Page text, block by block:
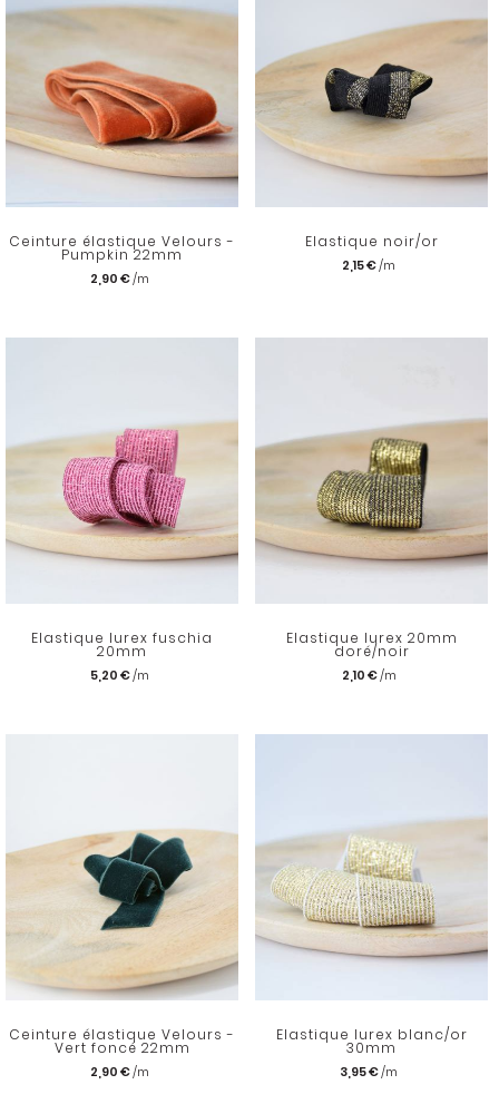
Ceinture élastique Velours -
Pumpkin 22mm
2,90 €
Elastique noir/or
2,15 €
Elastique lurex fuschia
20mm
5,20 €
Elastique lurex 20mm
doré/noir
2,10 €
Ceinture élastique Velours -
Vert foncé 22mm
2,90 €
Elastique lurex blanc/or
30mm
3,95 €